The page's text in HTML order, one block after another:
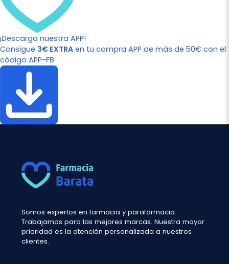
¡Descarga nuestra APP!
Consigue 3€ EXTRA en tu compra APP de más de 50€ con el
código APP-FB
Somos expertos en farmacia y parafarmacia.
Trabajamos para las mejores marcas. Nuestra mayor
prioridad es la atención personalizada a nuestros
clientes.